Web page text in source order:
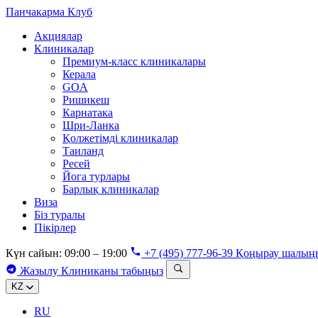
Панчакарма Клуб
Акциялар
Клиникалар
Премиум-класс клиникалары
Керала
GOA
Ришикеш
Карнатака
Шри-Ланка
Қолжетімді клиникалар
Таиланд
Ресей
Йога турлары
Барлық клиникалар
Виза
Біз туралы
Пікірлер
Күн сайын: 09:00 – 19:00 +7 (495) 777-96-39 Қоңырау
Жазылу Клиниканы табыңыз
KZ
RU